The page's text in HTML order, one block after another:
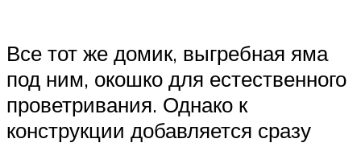
Все тот же домик, выгребная яма
под ним, окошко для естественного
проветривания. Однако к
конструкции добавляется сразу